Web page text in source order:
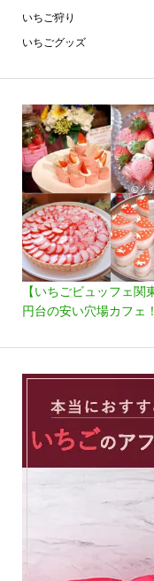
いちご狩り
いちごグッズ
【いちごビュッフェ
円台の安い穴場カフェ